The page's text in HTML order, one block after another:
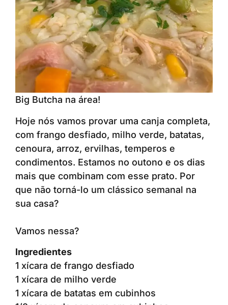
Big Butcha na área!
Hoje nós vamos provar uma canja completa,
com frango desfiado, milho verde, batatas,
cenoura, arroz, ervilhas, temperos e
condimentos. Estamos no outono e os dias
mais que combinam com esse prato. Por
que não torná-lo um clássico semanal na
sua casa?
Vamos nessa?
Ingredientes
1 xícara de frango desfiado
1 xícara de milho verde
1 xícara de batatas em cubinhos